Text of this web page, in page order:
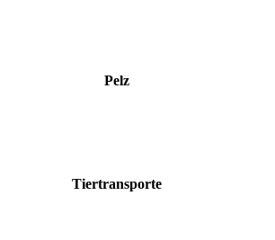
Pelz
Tiertransporte